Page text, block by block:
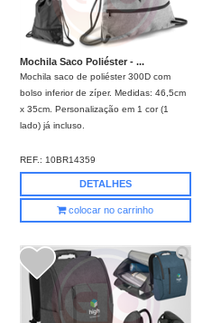
Mochila Saco Poliéster - ...
Mochila saco de poliéster 300D com
bolso inferior de zíper. Medidas: 46,5cm
x 35cm. Personalização em 1 cor (1
lado) já incluso.
REF.:10BR14359
DETALHES
colocar no carrinho